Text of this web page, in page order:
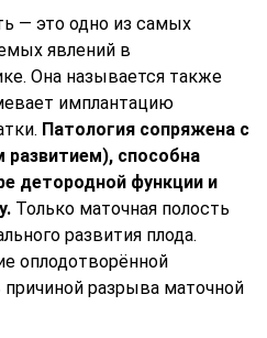
— это одно из самых
явлений в
Она называется также
имплантацию
Патология сопряжена с
способна
детородной функции и
Только маточная полость
развития плода.
оплодотворённой
разрыва маточной